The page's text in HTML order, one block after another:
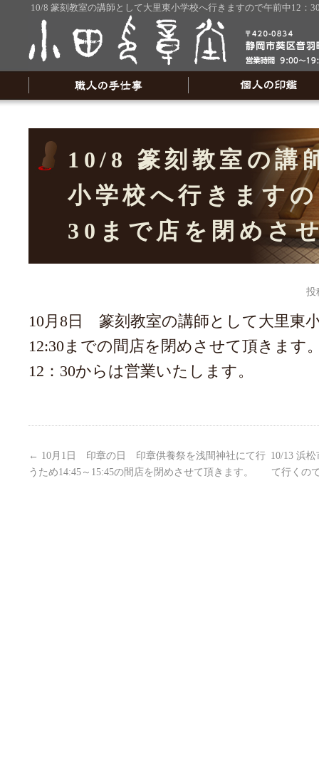
10/8 篆刻教室の講師として大里東小学校へ行きますので午前中12
10/8 篆刻教室の講
小学校へ行きます
30まで店を閉めさ
投
10月8日 篆刻教室の講師として大里東
12:30までの間店を閉めさせて頂きます
12：30からは営業いたします。
← 10月1日 印章の日 印章供養祭を浅間神社にて行
うため14:45～15:45の間店を閉めさせて頂きます。
10/13 浜
て行くの